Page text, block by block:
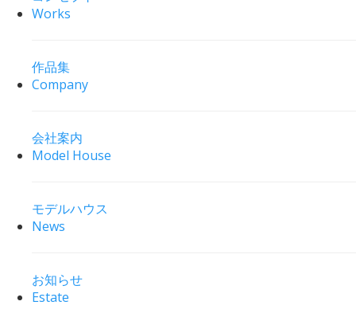
Works
作品集
Company
会社案内
Model House
モデルハウス
News
お知らせ
Estate